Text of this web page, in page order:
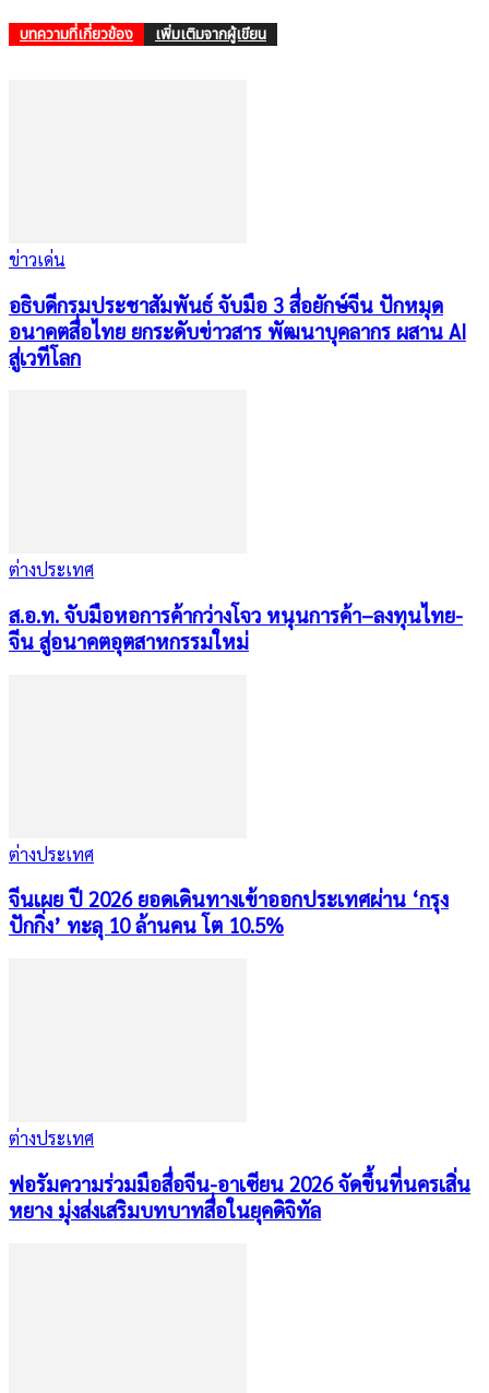
บทความที่เกี่ยวข้อง เพิ่มเติมจากผู้เขียน
ข่าวเด่น
อธิบดีกรมประชาสัมพันธ์ จับมือ 3 สื่อยักษ์จีน ปักหมุด
อนาคตสื่อไทย ยกระดับข่าวสาร พัฒนาบุคลากร ผสาน AI
สู่เวทีโลก
ต่างประเทศ
ส.อ.ท. จับมือหอการค้ากว่างโจว หนุนการค้า–ลงทุนไทย-
จีน สู่อนาคตอุตสาหกรรมใหม่
ต่างประเทศ
จีนเผย ปี 2026 ยอดเดินทางเข้าออกประเทศผ่าน ‘กรุง
ปักกิ่ง’ ทะลุ 10 ล้านคน โต 10.5%
ต่างประเทศ
ฟอรัมความร่วมมือสื่อจีน-อาเซียน 2026 จัดขึ้นที่นครเสิ่น
หยาง มุ่งส่งเสริมบทบาทสื่อในยุคดิจิทัล